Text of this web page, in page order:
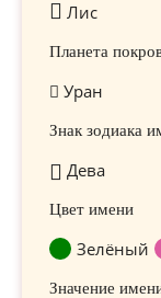
Лис
Планета
Уран
Знак зодиака
Дева
Цвет имени
Зелёный
Значение